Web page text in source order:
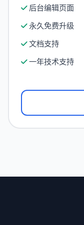
后台编辑页面
永久免费升级
文档支持
一年技术支持